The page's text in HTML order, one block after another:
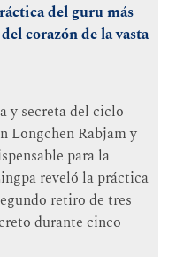
del guru más
corazón de la vasta
y secreta del ciclo
Longchen Rabjam y
para la
reveló la práctica
retiro de tres
durante cinco